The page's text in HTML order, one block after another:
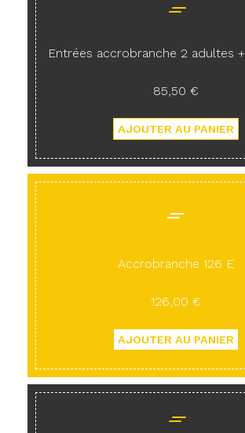
Entrées accrobranche 2 adultes
85,50 €
Accrobranche 126 E
126,00 €